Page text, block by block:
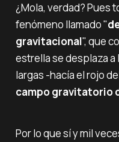
¿Mola, verdad? Pues
fenómeno llamado "
gravitacional", que
estrella se desplaza
largas -hacía el rojo
campo gravitatorio
Por lo que sí y mil